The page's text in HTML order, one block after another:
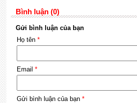
Bình luận (0)
Gửi bình luận của bạn
Họ tên *
Email *
Gửi bình luận của bạn *